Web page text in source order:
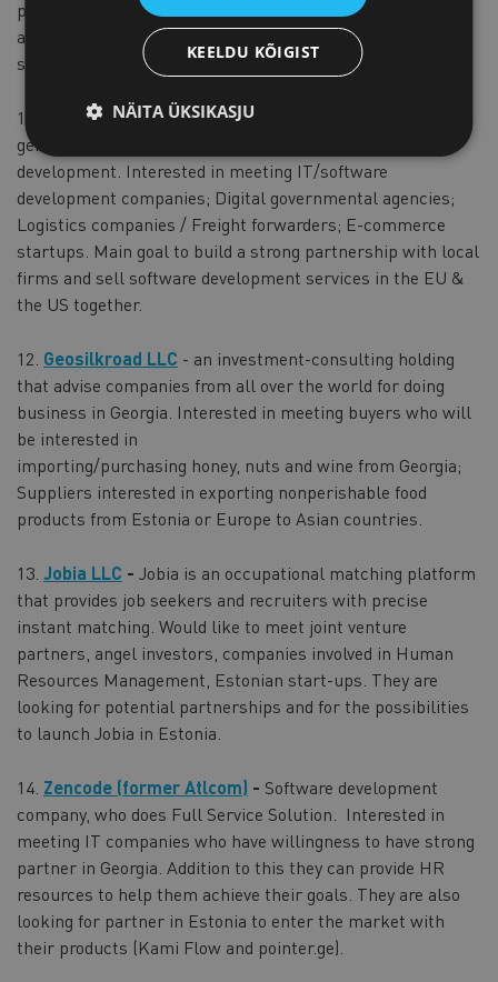
produce bee products, representatives of supermarkets
and organizations interested in promoting bee products to
sell the product in Estonia.
11. Elevate LLC-a holding company that operates in two
general directions: business consulting and software
development. Interested in meeting IT/software
development companies; Digital governmental agencies;
Logistics companies / Freight forwarders; E-commerce
startups. Main goal to build a strong partnership with local
firms and sell software development services in the EU &
the US together.
12. Geosilkroad LLC - an investment-consulting holding
that advise companies from all over the world for doing
business in Georgia. Interested in meeting buyers who will
be interested in
importing/purchasing honey, nuts and wine from Georgia;
Suppliers interested in exporting nonperishable food
products from Estonia or Europe to Asian countries.
13. Jobia LLC - Jobia is an occupational matching platform
that provides job seekers and recruiters with precise
instant matching. Would like to meet joint venture
partners, angel investors, companies involved in Human
Resources Management, Estonian start-ups. They are
looking for potential partnerships and for the possibilities
to launch Jobia in Estonia.
14. Zencode (former Atlcom) - Software development
company, who does Full Service Solution. Interested in
meeting IT companies who have willingness to have strong
partner in Georgia. Addition to this they can provide HR
resources to help them achieve their goals. They are also
looking for partner in Estonia to enter the market with
their products (Kami Flow and pointer.ge).
KEELDU KÕIGIST
NÄITA ÜKSIKASJU